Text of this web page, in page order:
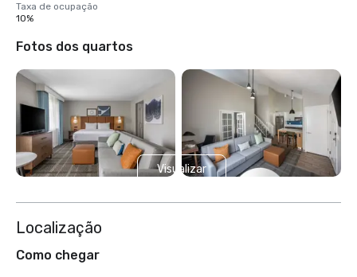
Taxa de ocupação
10%
Fotos dos quartos
Visualizar
Localização
Como chegar